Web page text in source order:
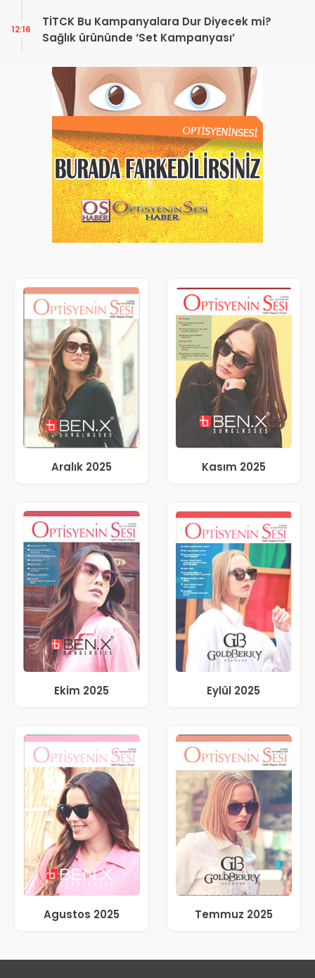
TİTCK Bu Kampanyalara Dur Diyecek mi?
Sağlık ürününde ‘Set Kampanyası’
12:16
Aralık 2025 Kasım 2025
Ekim 2025 Eylül 2025
Agustos 2025 Temmuz 2025